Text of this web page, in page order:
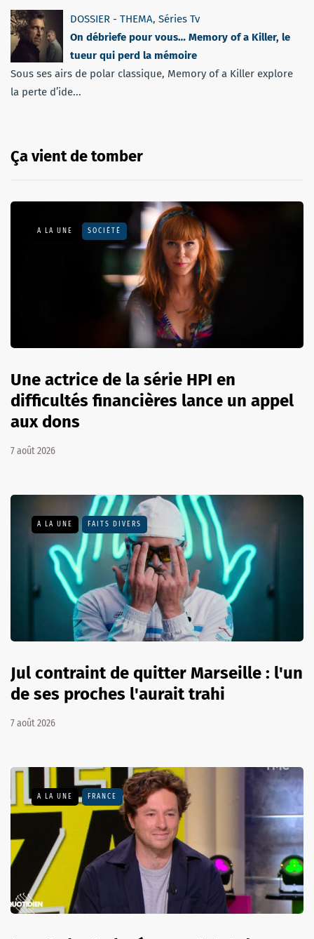
DOSSIER - THEMA, Séries Tv
On débriefe pour vous… Memory of a Killer, le
tueur qui perd la mémoire
Sous ses airs de polar classique, Memory of a Killer explore
la perte d’ide...
Ça vient de tomber
A LA UNE SOCIÉTÉ
Une actrice de la série HPI en
difficultés financières lance un appel
aux dons
7 août 2026
A LA UNE FAITS DIVERS
Jul contraint de quitter Marseille : l'un
de ses proches l'aurait trahi
7 août 2026
A LA UNE FRANCE